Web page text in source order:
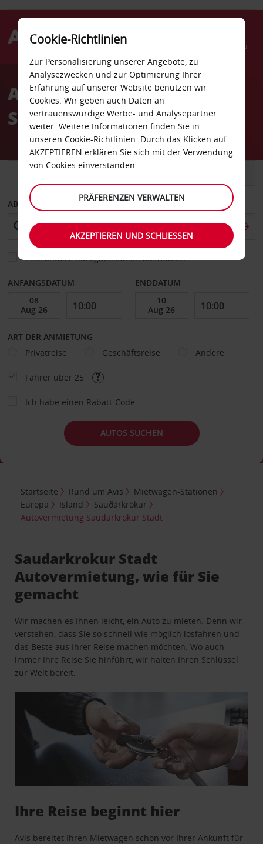
Menü
AvisAutovermietung
Saudarkrokur Stadt
ABHOLEN VON
Eine andere Rückgabestation auswählen
ANFANGSDATUM ENDDATUM
ART DER ANMIETUNG
Privatreise
Geschäftsreise Andere
Fahrer über 25
Ich habe einen Rabatt-Code
AUTOS SUCHEN
Startseite Rund um Avis
Mietwagen-Stationen
Europa
Island
Sauðárkrókur
Autovermietung Saudarkrokur Stadt
Saudarkrokur Stadt
Autovermietung, wie für Sie
gemacht
Wir machen es Ihnen leicht, ein Auto zu mieten. Denn wir
verstehen, dass Sie so schnell wie möglich losfahren und
das Beste aus Ihrer Reise machen möchten. Wo auch
immer Ihre Reise Sie hinführt, wir halten Ihren Schlüssel
zur Welt bereit.
Ihre Reise beginnt hier
Avis bereitet Ihren Mietwagen schon vor Ihrer Ankunft für
Cookie-Richtlinien
Zur Personalisierung unserer Angebote, zu
Analysezwecken und zur Optimierung Ihrer
Erfahrung auf unserer Website benutzen wir
Cookies. Wir geben auch Daten an
vertrauenswürdige Werbe- und Analysepartner
weiter. Weitere Informationen finden Sie in
unseren Cookie-Richtlinien. Durch das Klicken auf
AKZEPTIEREN erklären Sie sich mit der Verwendung
von Cookies einverstanden.
PRÄFERENZEN VERWALTEN
AKZEPTIEREN UND SCHLIESSEN